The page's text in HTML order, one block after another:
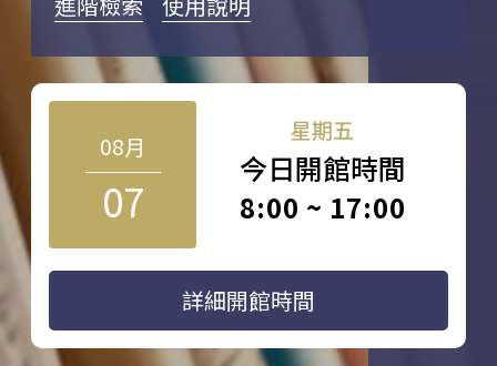
08月
07
星期五
今日開館時間
8:00 ~ 17:00
詳細開館時間